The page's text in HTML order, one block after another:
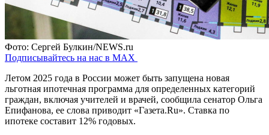
Фото: Сергей Булкин/NEWS.ru
Подписывайтесь на нас в MAX
Летом 2025 года в России может быть запущена новая
льготная ипотечная программа для определенных категорий
граждан, включая учителей и врачей, сообщила сенатор Ольга
Епифанова, ее слова приводит «Газета.Ru». Ставка по
ипотеке составит 12% годовых.